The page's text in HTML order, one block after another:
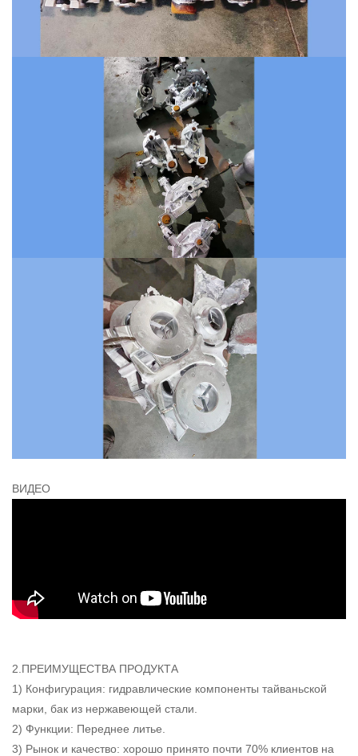
ВИДЕО
2.ПРЕИМУЩЕСТВА ПРОДУКТА
1) Конфигурация: гидравлические компоненты тайваньской
марки, бак из нержавеющей стали.
2) Функции: Переднее литье.
3) Рынок и качество: хорошо принято почти 70% клиентов на